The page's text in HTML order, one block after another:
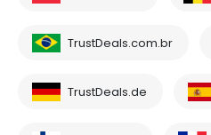
TrustDeals.com.br
TrustDeals.de